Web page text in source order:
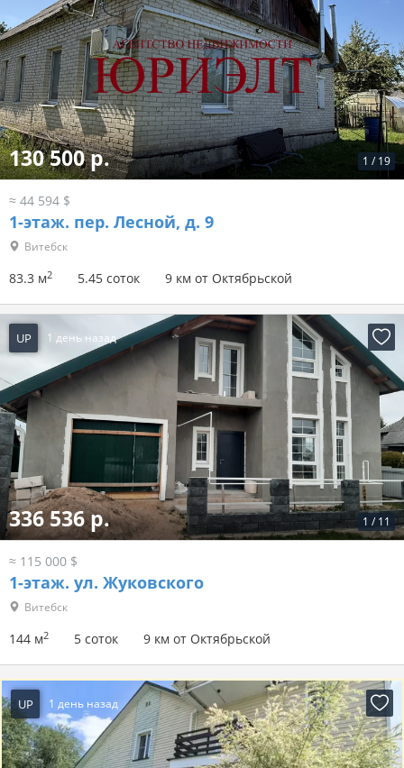
1 / 19
130 500 р.
≈ 44 594 $
1-этаж. пер. Лесной, д. 9
Витебск
83.3 м2 5.45 соток 9 км от Октябрьской
UP 1 день назад
1 / 11
336 536 р.
≈ 115 000 $
1-этаж. ул. Жуковского
Витебск
144 м2 5 соток 9 км от Октябрьской
UP 1 день назад